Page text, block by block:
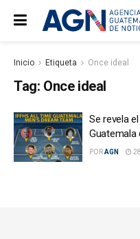
Inicio Etiqueta Once ideal
Tag: Once ideal
Se revela
PORAGN